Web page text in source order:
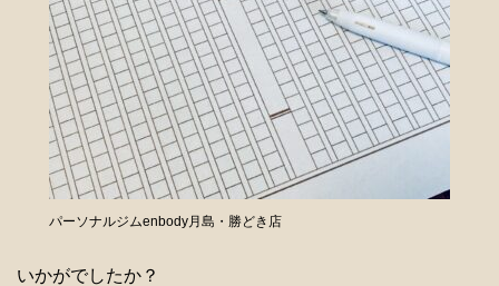
パーソナルジムenbody月島・勝どき店
いかがでしたか？